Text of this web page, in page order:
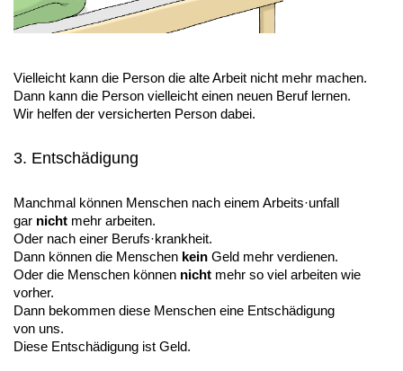
Vielleicht kann die Person die alte Arbeit nicht mehr machen.
Dann kann die Person vielleicht einen neuen Beruf lernen.
Wir helfen der versicherten Person dabei.
3. Entschädigung
Manchmal können Menschen nach einem Arbeits·unfall
gar nicht mehr arbeiten.
Oder nach einer Berufs·krankheit.
Dann können die Menschen kein Geld mehr verdienen.
Oder die Menschen können nicht mehr so viel arbeiten wie
vorher.
Dann bekommen diese Menschen eine Entschädigung
von uns.
Diese Entschädigung ist Geld.